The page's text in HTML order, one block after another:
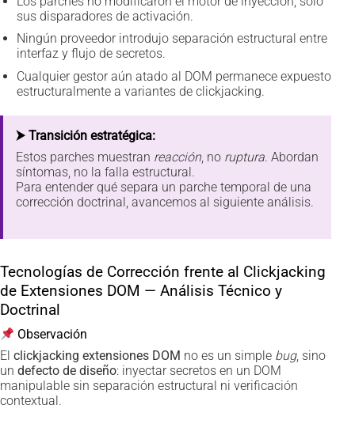
sus disparadores de activación.
Ningún proveedor introdujo separación estructural entre
interfaz y flujo de secretos.
Cualquier gestor aún atado al DOM permanece expuesto
estructuralmente a variantes de clickjacking.
⮞ Transición estratégica:
Estos parches muestran reacción, no ruptura. Abordan
síntomas, no la falla estructural.
Para entender qué separa un parche temporal de una
corrección doctrinal, avancemos al siguiente análisis.
Tecnologías de Corrección frente al Clickjacking
de Extensiones DOM — Análisis Técnico y
Doctrinal
Observación
El clickjacking extensiones DOM no es un simple bug, sino
un defecto de diseño: inyectar secretos en un DOM
manipulable sin separación estructural ni verificación
contextual.